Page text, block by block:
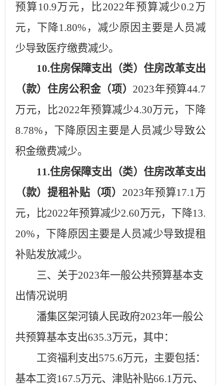
预算10.9万元，比2022年预算减少0.2万
元， 下降1.80%， 减少原因主要是人员减
少导致医疗缴费减少。
10.住房保障支出（类）住房改革支出
（款）住房公积金（项） 2023年预算44.7
万元，比2022年预算减少4.30万元，下降
8.78%，下降原因主要是人员减少导致公
积金缴费减少。
11.住房保障支出（类）住房改革支出
（款） 提租补贴（项） 2023年预算17.1万
元，比2022年预算减少2.60万元，下降13.
20%，下降原因主要是人员减少导致提租
补贴发放减少。
三、关于2023年一般公共预算基本支
出情况说明
潘集区架河镇人民政府2023年一般公
共预算基本支出635.3万元，其中：
工资福利支出575.6万元，主要包括：
基本工资167.5万元、津贴补贴66.1万元、